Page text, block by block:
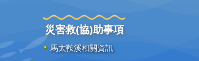
災害救(協)助事項
馬太鞍溪相關資訊